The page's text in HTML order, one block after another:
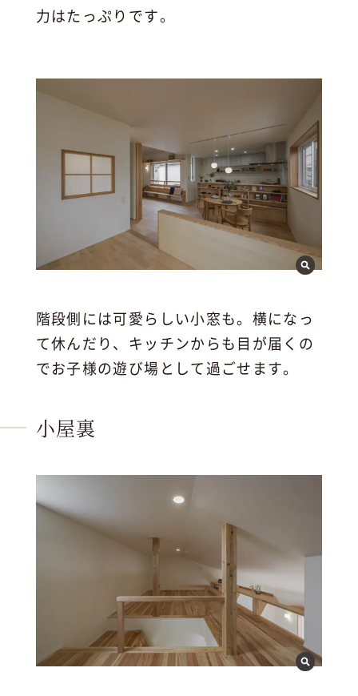
力はたっぷりです。
階段側には可愛らしい小窓も。横になっ
て休んだり、キッチンからも目が届くの
でお子様の遊び場として過ごせます。
小屋裏